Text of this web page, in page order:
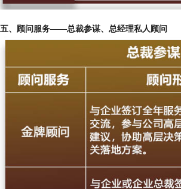
五、顾问服务——总裁参谋、总经理私人顾问